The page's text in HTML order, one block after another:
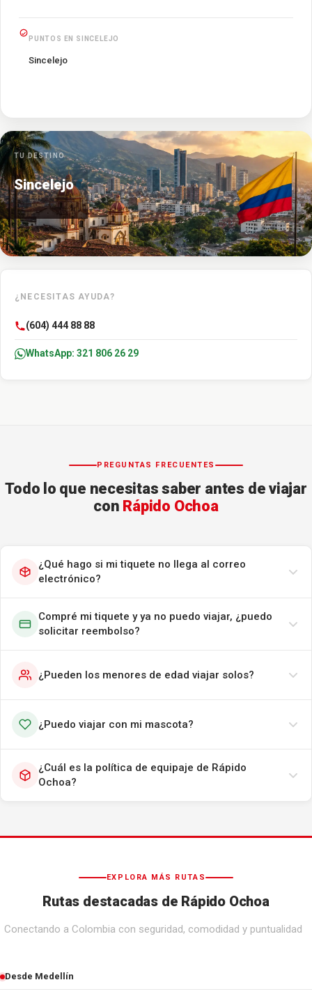
PUNTOS EN SINCELEJO
Sincelejo
TU DESTINO
Sincelejo
¿NECESITAS AYUDA?
(604) 444 88 88
WhatsApp: 321 806 26 29
PREGUNTAS FRECUENTES
Todo lo que necesitas saber antes de viajar
con Rápido Ochoa
¿Qué hago si mi tiquete no llega al correo
electrónico?
Compré mi tiquete y ya no puedo viajar, ¿puedo
solicitar reembolso?
¿Pueden los menores de edad viajar solos?
¿Puedo viajar con mi mascota?
¿Cuál es la política de equipaje de Rápido
Ochoa?
EXPLORA MÁS RUTAS
Rutas destacadas de Rápido Ochoa
Conectando a Colombia con seguridad, comodidad y puntualidad
Desde Medellín